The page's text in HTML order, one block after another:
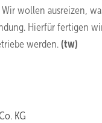
wollen ausreizen,
Hierfür fertigen
werden. (tw)
KG